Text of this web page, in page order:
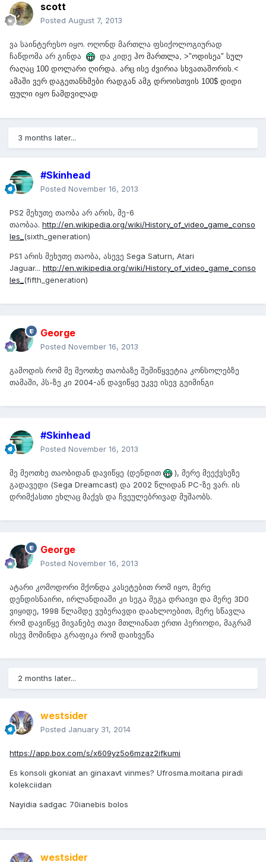
scott
Posted August 7, 2013
ვა საინტერესო იყო. ოღონდ მართლა ფსიქოლოგიურად
ჩაწდომა არ გინდა
და კიდე ჰო მართლა, >"ოდისეა" სულ
რაღაც 100 დოლარი ღირდა. არც ისე ძვირია სხვათაშორის.<
ამაში ვერ დაგეთანხმები რადგან ამგ დროისთვის 100$ დიდი
ფული იყო ნამდვილად
3 months later...
#Skinhead
Posted November 16, 2013
PS2 მეხუთე თაობა არ არის, მე-6
თაობაა. http://en.wikipedia.org/wiki/History_of_video_game_conso
les_ (sixth_generation)
PS1 არის მეხუთე თაობა, ასევე Sega Saturn, Atari
Jaguar... http://en.wikipedia.org/wiki/History_of_video_game_conso
les_ (fifth_generation)
George
Posted November 16, 2013
გამოდის რომ მე მეოთხე თაობაზე შემიწყვეტია კონსოლებზე
თამაში, პს-ზე კი 2004-ან დავიწყე უკვე ისევ გეიმინგი
#Skinhead
Posted November 16, 2013
მე მეოთხე თაობიდან დავიწყე (დენდით
), მერე მეექვსეზე
გადავედი (Sega Dreamcast) და 2002 წლიდან PC-ზე ვარ. ის
დრიმქასთი ეხლაც მაქვს და ჩვეულებრივად მუშაობს.
George
Posted November 16, 2013
ატარი კომოდორი მქონდა კასეტებით რომ იყო, მერე
დენდისნაირი, ირლანდიაში კი სეგა მეგა დრაივი და მერე 3D0
ვიყიდე, 1998 წლამდე ვუბერავდი დაახლოებით, მერე სწავლა
რომ დავიწყე მივანებე თავი მთლიანათ ერთი პერიოდი, მაგრამ
ისევ მომინდა გრაფიკა რომ დაიხვეწა
2 months later...
westsider
Posted January 31, 2014
https://app.box.com/s/x609yz5o6mzaz2ifkumi
Es konsoli gkoniat an ginaxavt vinmes? Ufrosma.moitana piradi
kolekciidan
Nayidia sadgac 70ianebis bolos
westsider